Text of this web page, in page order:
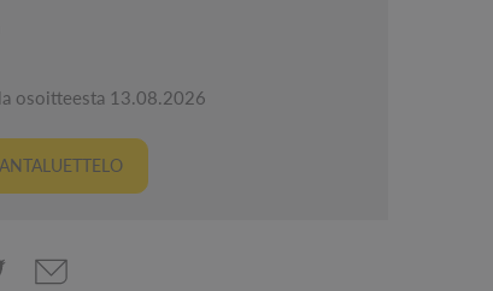
osoitteesta 13.08.2026